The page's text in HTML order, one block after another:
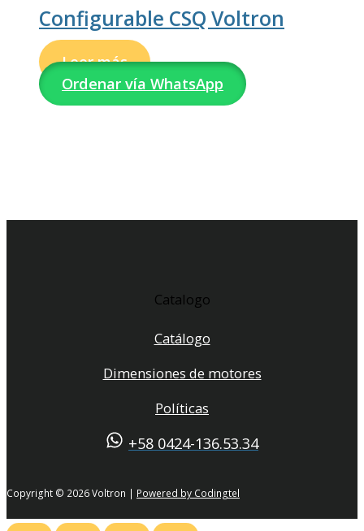
Configurable CSQ Voltron
Leer más
Ordenar vía WhatsApp
Catalogo
Catálogo
Dimensiones de motores
Políticas
+58 0424-136.53.34
Copyright © 2026 Voltron | Powered by Codingtel